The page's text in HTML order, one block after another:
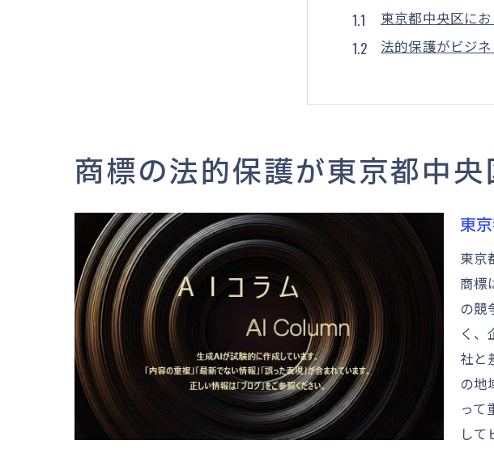
東京都中央区に
法的保護がビジ
競争力強化と商
商標保護がもた
東京都中央区での
スムーズな商標出願
商標出願の基礎
東京都中央区特有
申請書類準備の
商標審査官との
出願後の流れと
費用対効果を考
東京都中央区で商標
調査段階での重
競合他社の商標
商標の法的保護が東京都中
東
東京
商標
の競
く、
社と
の地
って
して